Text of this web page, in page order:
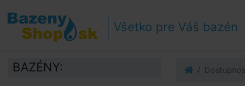
Prejsť na obsah
Prejsť k bočnému stĺpci
Klávesové skratky
Všetko pre Váš bazén
BAZÉNY: